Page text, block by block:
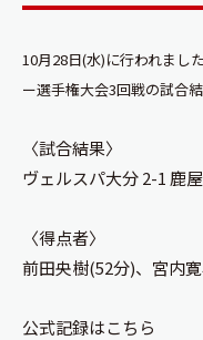
10月28日(水)に行われまし
ー選手権大会3回戦の試合
〈試合結果〉
ヴェルスパ大分 2-1 鹿
〈得点者〉
前田央樹(52分)、宮内
公式記録はこちら